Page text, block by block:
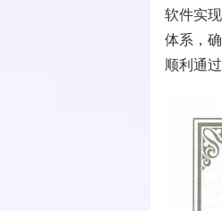
软件实
体系，
顺利通过